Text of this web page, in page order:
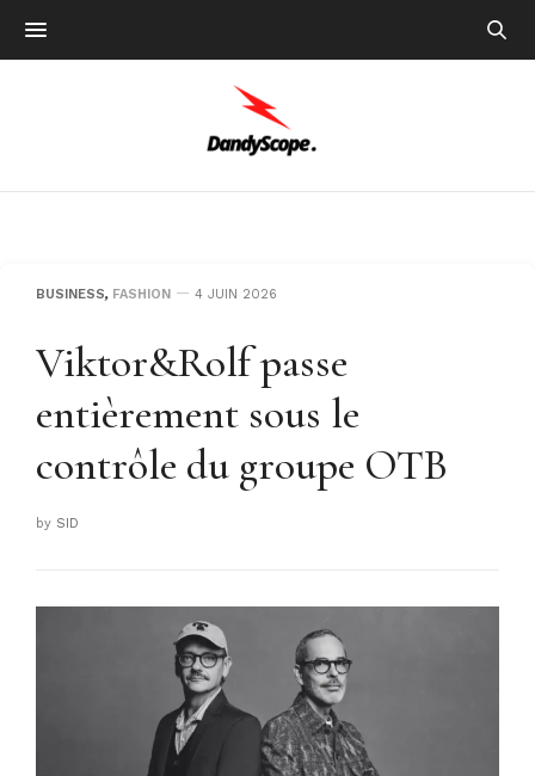
BUSINESS, FASHION 4 JUIN 2026
Viktor&Rolf passe
entièrement sous le
contrôle du groupe OTB
by SID